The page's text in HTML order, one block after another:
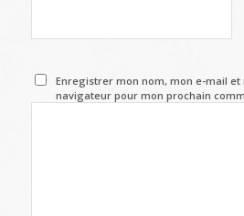
Enregistrer mon nom, mon e-mail et
navigateur pour mon prochain